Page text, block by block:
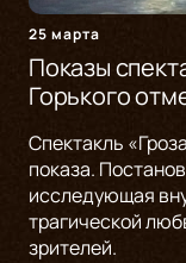
25 марта
Показы
Горького
Спектакль
показа.
исследующая
трагической
зрителей.